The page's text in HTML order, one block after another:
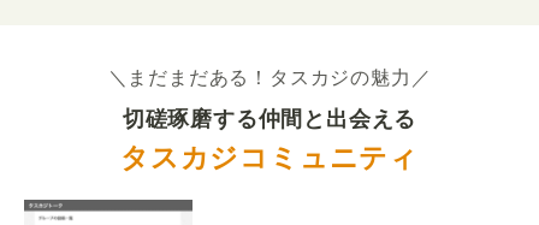
＼まだまだある！タスカジの魅力／
切磋琢磨する仲間と出会える
タスカジコミュニティ